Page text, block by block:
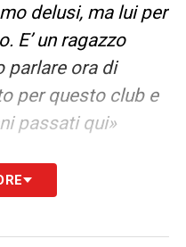
delusi, ma lui per
E’ un ragazzo
parlare ora di
per questo club e
passati qui»
TOP NEWS